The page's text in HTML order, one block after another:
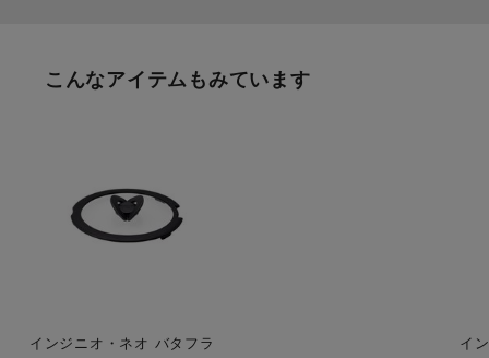
こんなアイテムもみています
インジニオ・ネオ バタフラ
イ